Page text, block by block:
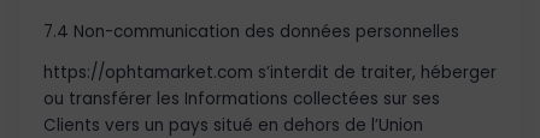
7.4 Non-communication des données personnelles
https://ophtamarket.com s’interdit de traiter, héberger
ou transférer les Informations collectées sur ses
Clients vers un pays situé en dehors de l’Union